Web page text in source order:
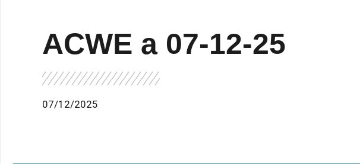
ACWE a 07-12-25
07/12/2025